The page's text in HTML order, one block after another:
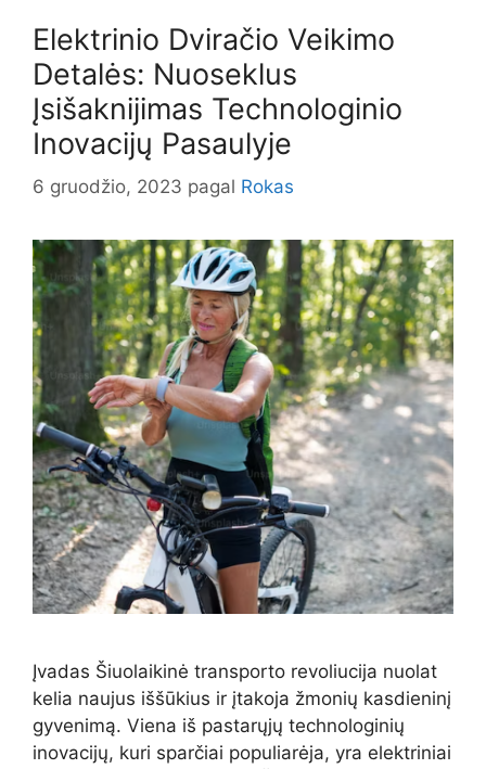
Elektrinio Dviračio Veikimo
Detalės: Nuoseklus
Įsišaknijimas Technologinio
Inovacijų Pasaulyje
6 gruodžio, 2023 pagal Rokas
Įvadas Šiuolaikinė transporto revoliucija nuolat
kelia naujus iššūkius ir įtakoja žmonių kasdieninį
gyvenimą. Viena iš pastarųjų technologinių
inovacijų, kuri sparčiai populiarėja, yra elektriniai